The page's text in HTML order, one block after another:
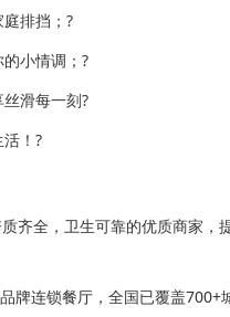
排挡；?
小情调；?
滑每一刻?
！?
全，卫生可靠的优质商家，
连锁餐厅，全国已覆盖700+城